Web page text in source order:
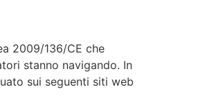
2009/136/CE che
stanno navigando. In
sui seguenti siti web